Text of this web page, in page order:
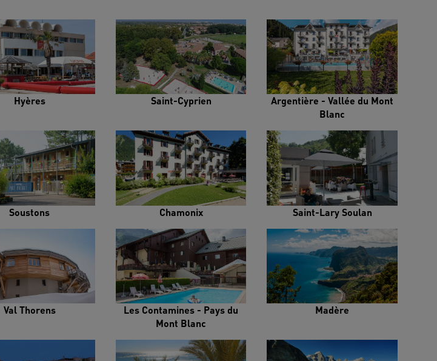
Hyères Saint-Cyprien
Argentière - Vallée du Mont
Blanc
Soustons Chamonix Saint-Lary Soulan
Val Thorens
Les Contamines - Pays du
Mont Blanc
Madère